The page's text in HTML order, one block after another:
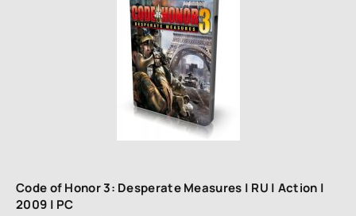
Code of Honor 3: Desperate Measures | RU | Action |
2009 | PC